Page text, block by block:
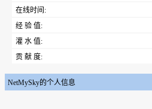
在线时间:
经 验 值:
灌 水 值:
贡 献 度:
NetMySky的个人信息